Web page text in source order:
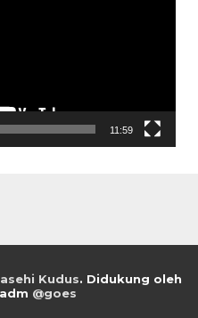
11:59
Kudus. Didukung oleh
@goes